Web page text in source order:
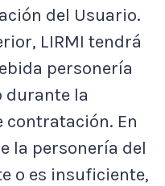
del Usuario.
LIRMI tendrá
personería
durante la
contratación. En
la personería del
o es insuficiente,